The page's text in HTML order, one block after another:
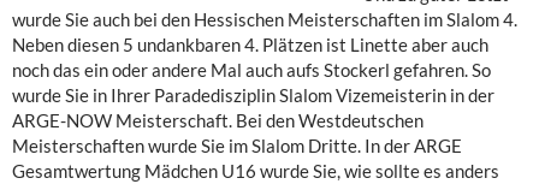
wurde Sie auch bei den Hessischen Meisterschaften im Slalom 4.
Neben diesen 5 undankbaren 4. Plätzen ist Linette aber auch
noch das ein oder andere Mal auch aufs Stockerl gefahren. So
wurde Sie in Ihrer Paradedisziplin Slalom Vizemeisterin in der
ARGE-NOW Meisterschaft. Bei den Westdeutschen
Meisterschaften wurde Sie im Slalom Dritte. In der ARGE
Gesamtwertung Mädchen U16 wurde Sie, wie sollte es anders